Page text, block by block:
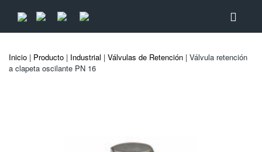
Inicio | Producto | Industrial | Válvulas de Retención | Válvula retención
a clapeta oscilante PN 16